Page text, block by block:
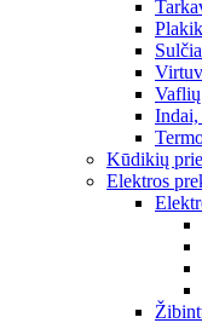
Indai,
Kūdikių
Elektros